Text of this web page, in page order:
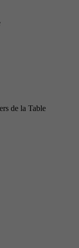
de la Table